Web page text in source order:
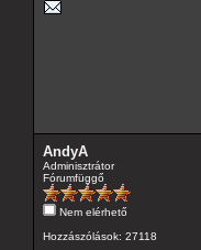
AndyA
Adminisztrátor
Fórumfüggő
Nem elérhető
Hozzászólások: 27118